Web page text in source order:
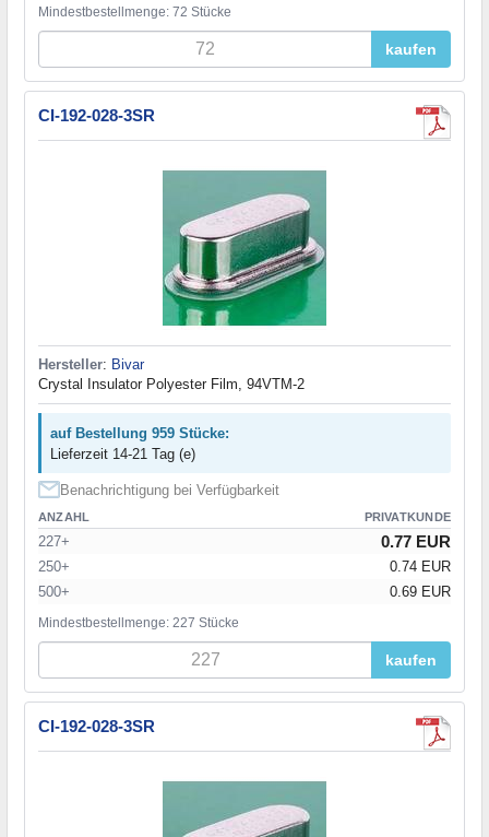
Mindestbestellmenge: 72 Stücke
kaufen
CI-192-028-3SR
Hersteller: Bivar
Crystal Insulator Polyester Film, 94VTM-2
auf Bestellung 959 Stücke:
Lieferzeit 14-21 Tag (e)
Benachrichtigung bei Verfügbarkeit
ANZAHL PRIVATKUNDE
227+ 0.77 EUR
250+
0.74 EUR
500+
0.69 EUR
Mindestbestellmenge: 227 Stücke
kaufen
CI-192-028-3SR